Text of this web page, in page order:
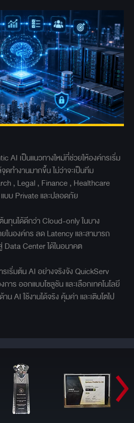
เป็นแนวทางใหม่ที่ช่วยให้องค์กรเริ่ม
ดทำงานมากขึ้น ไม่ว่าจะเป็นทีม
, Legal , Finance , Healthcare
บบ Private และปลอดภัย
นได้ดีกว่า Cloud-only ในบาง
ในองค์กร ลด Latency และสามารถ
Center ได้ในอนาคต
มต้น AI อย่างจริงจัง QuickServ
าร ออกแบบโซลูชัน และเลือกเทคโนโลยี
น AI ใช้งานได้จริง คุ้มค่า และเติบโตไป